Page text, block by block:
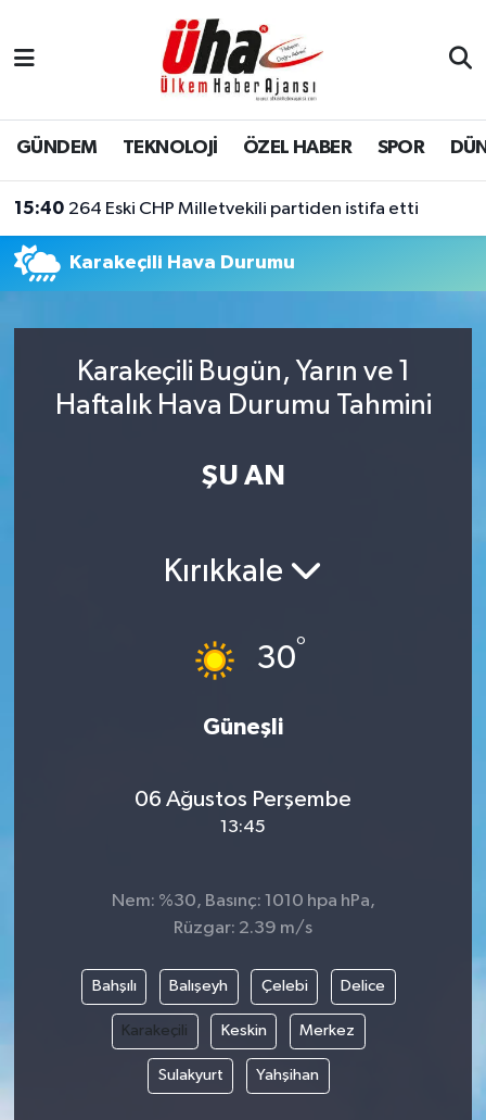
GÜNDEM TEKNOLOJİ ÖZEL HABER SPOR
15:40 264 Eski CHP Milletvekili partiden istifa etti
Karakeçili Hava Durumu
Karakeçili Bugün, Yarın ve 1
Haftalık Hava Durumu Tahmini
ŞU AN
Kırıkkale
30°
Güneşli
06 Ağustos Perşembe
13:45
Nem: %30, Basınç: 1010 hpa hPa,
Rüzgar: 2.39 m/s
Bahşılı Balışeyh Çelebi Delice
Karakeçili Keskin Merkez
Sulakyurt Yahşihan
İstanbul Nöbetçi Eczaneler
İstanbul Hava Durumu
Tüm Manşetler
Son Dakika Haberleri